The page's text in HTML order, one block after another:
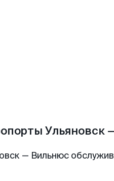
Ульяновск
— Вильнюс